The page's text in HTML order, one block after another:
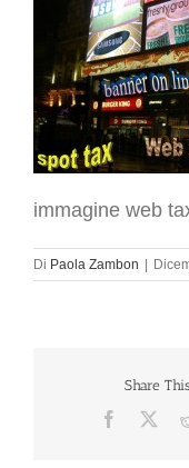
immagine web
Di Paola Zambon
Share
Facebook